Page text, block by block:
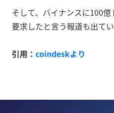
そして、バイナンスに100億
要求したと言う報道も出てい
引用： coindeskより